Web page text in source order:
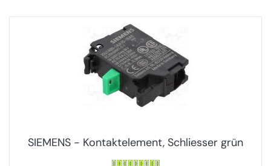
SIEMENS - Kontaktelement, Schliesser grün